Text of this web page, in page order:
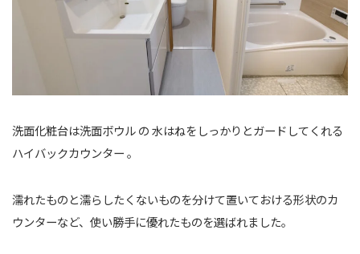
洗面化粧台は洗面ボウル の 水はねをしっかりとガードしてくれる
ハイバックカウンター 。
濡れたものと濡らしたくないものを分けて置いておける形状のカ
ウンターなど、使い勝手に優れたものを選ばれました。